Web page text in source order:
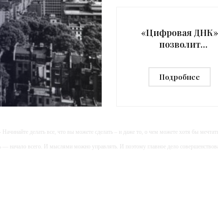
«Цифровая ДНК»
позволит
личность человека
в
Подробнее
Начинайте делать все, что вы можете сделать – и даже то, о чем можете хотя бы
начало всего. И мыслями можно управлять. И поэтому главное дело